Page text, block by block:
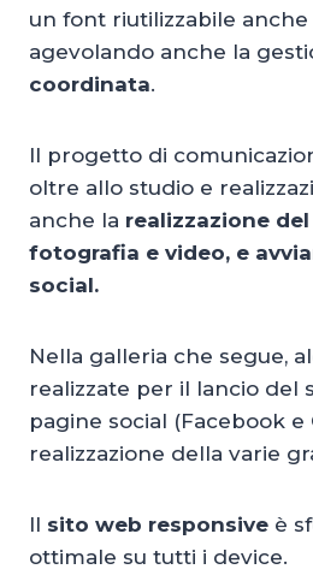
un font riutilizzabile
agevolando anche la
coordinata.
Il progetto di
oltre allo studio e
anche la realizzazione
fotografia e video, e
social.
Nella galleria che segue,
realizzate per il lancio del
pagine social (Facebook e
realizzazione della varie
Il sito web responsive è
ottimale su tutti i device.